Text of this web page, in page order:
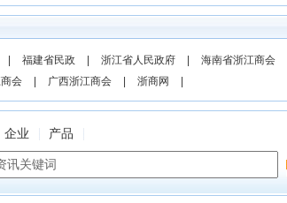
福建省民政 浙江省人民政府 海南省浙江商会
会 广西浙江商会 浙商网
企业 产品